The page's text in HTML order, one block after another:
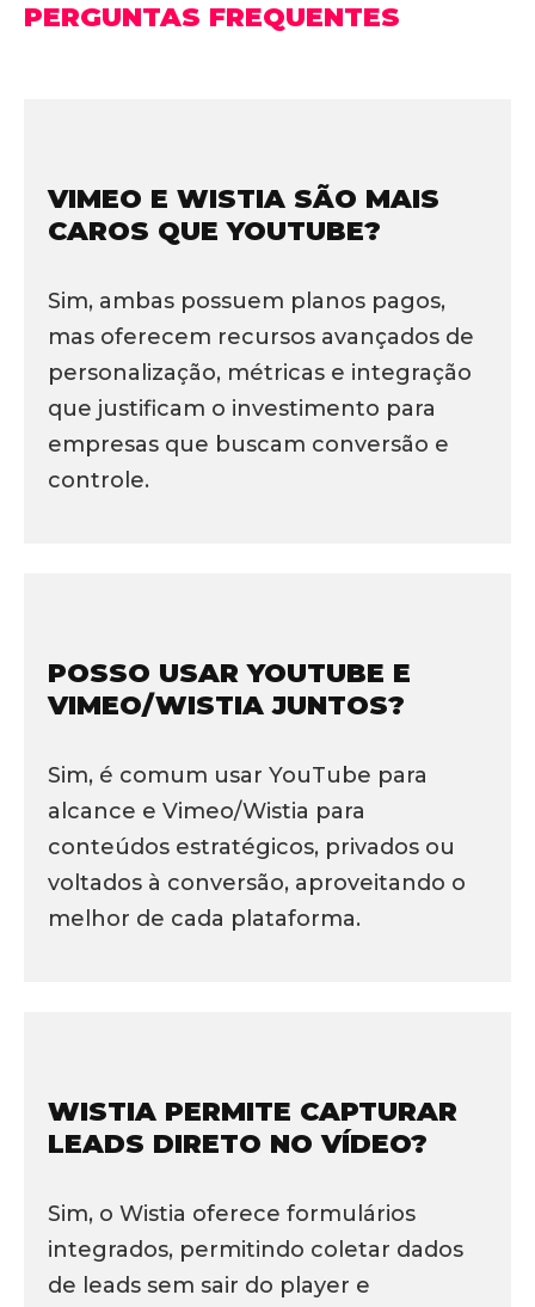
PERGUNTAS FREQUENTES
VIMEO E WISTIA SÃO MAIS
CAROS QUE YOUTUBE?
Sim, ambas possuem planos pagos,
mas oferecem recursos avançados de
personalização, métricas e integração
que justificam o investimento para
empresas que buscam conversão e
controle.
POSSO USAR YOUTUBE E
VIMEO/WISTIA JUNTOS?
Sim, é comum usar YouTube para
alcance e Vimeo/Wistia para
conteúdos estratégicos, privados ou
voltados à conversão, aproveitando o
melhor de cada plataforma.
WISTIA PERMITE CAPTURAR
LEADS DIRETO NO VÍDEO?
Sim, o Wistia oferece formulários
integrados, permitindo coletar dados
de leads sem sair do player e